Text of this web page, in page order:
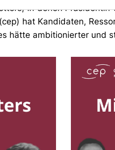
in denen
hat Kandidaten,
hätte ambitionierter und